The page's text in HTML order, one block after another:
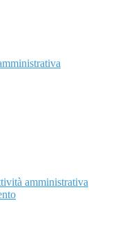
amministrativa